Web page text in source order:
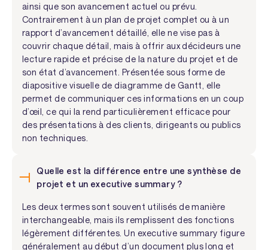
ainsi que son avancement actuel ou prévu.
Contrairement à un plan de projet complet ou à un
rapport d’avancement détaillé, elle ne vise pas à
couvrir chaque détail, mais à offrir aux décideurs une
lecture rapide et précise de la nature du projet et de
son état d’avancement. Présentée sous forme de
diapositive visuelle de diagramme de Gantt, elle
permet de communiquer ces informations en un coup
d’œil, ce qui la rend particulièrement efficace pour
des présentations à des clients, dirigeants ou publics
non techniques.
Quelle est la différence entre une synthèse de
projet et un executive summary ?
Les deux termes sont souvent utilisés de manière
interchangeable, mais ils remplissent des fonctions
légèrement différentes. Un executive summary figure
généralement au début d’un document plus long et